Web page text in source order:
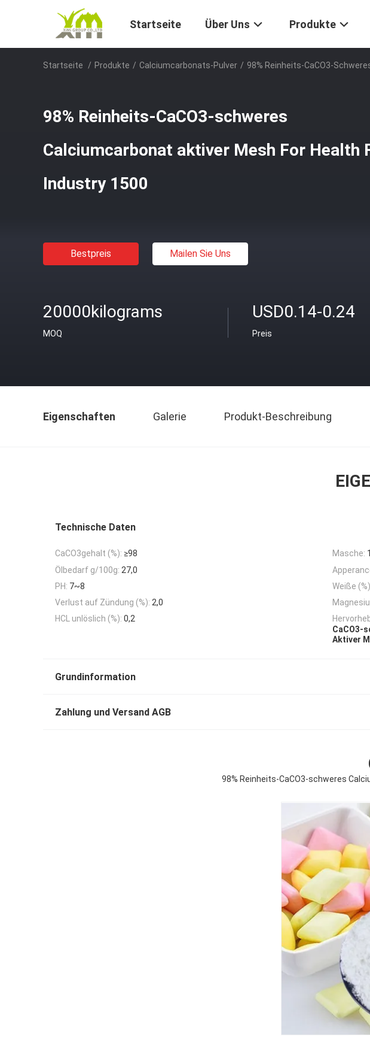
Startseite Über Uns Produkte
Startseite / Produkte / Calciumcarbonats-Pulver / 98% Reinheits-CaCO3-
98% Reinheits-CaCO3-schweres
Calciumcarbonat aktiver Mesh For Health
Industry 1500
Bestpreis Mailen Sie Uns
20000kilograms
MOQ
USD0.14-0.24
Preis
Eigenschaften Galerie Produkt-Beschreibung
Technische Daten
CaCO3gehalt (%): ≥98 Masche:
Ölbedarf g/100g: 27,0
PH: 7~8 Weiße
Verlust auf Zündung (%): 2,0
HCL unlöslich (%): 0,2
CaCO3-
Aktiver
Grundinformation
Zahlung und Versand AGB
98% Reinheits-CaCO3-schweres